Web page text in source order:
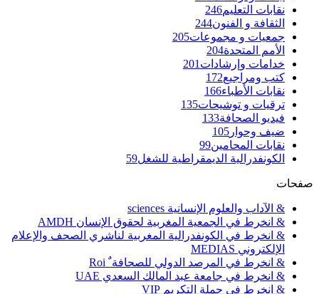
نقابات التعليم246
الثقافة و الفنون244
جمعيات و مجموعات205
الأمم المتحدة204
خدامات وإرشادات 201
كتب ومراجيع172
نقابات الأطباء166
ترقيات و توشيحات135
فيديو الصحافة133
ضيف وحوار 105
نقابات المحامين99
الكونفدرالية الديمقراطية للشغل59
صفحات
& الآداب والعلوم الإنسانية sciences
& انخرط في الجمعية المغربية لحقوق الإنسان AMDH
& انخرط في الكونفدرالية المغربية لناشري الصحف والإعلام
الإلكتروني MEDIAS
& انخرط في المرصد الدولي للصحافة ٌ Roi
& انخرط في جامعة عبد المالك السعدي UAE
& انخرط في حملة التكريم VIP